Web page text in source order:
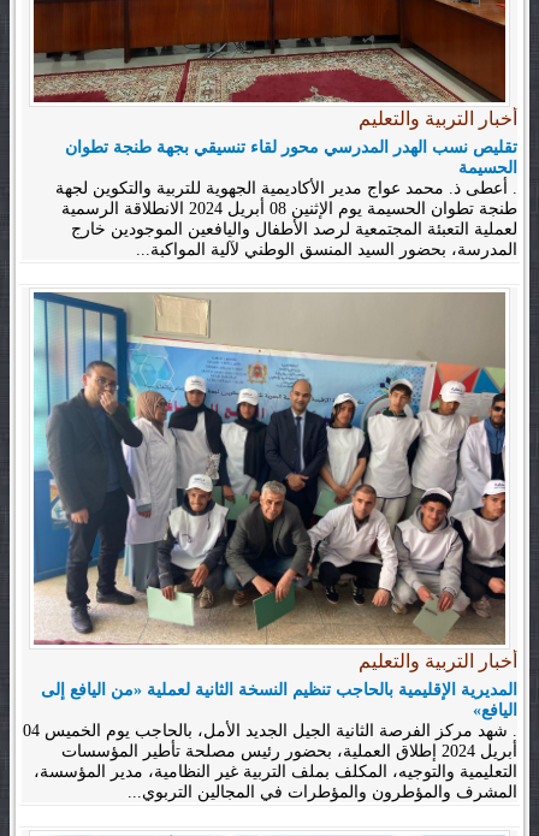
أخبار التربية والتعليم
تقليص نسب الهدر المدرسي محور لقاء تنسيقي بجهة طنجة تطوان
الحسيمة
. أعطى ذ. محمد عواج مدير الأكاديمية الجهوية للتربية والتكوين لجهة
طنجة تطوان الحسيمة يوم الإثنين 08 أبريل 2024 الانطلاقة الرسمية
لعملية التعبئة المجتمعية لرصد الأطفال واليافعين الموجودين خارج
المدرسة، بحضور السيد المنسق الوطني لآلية المواكبة...
أخبار التربية والتعليم
المديرية الإقليمية بالحاجب تنظيم النسخة الثانية لعملية «من اليافع إلى
اليافع»
. شهد مركز الفرصة الثانية الجيل الجديد الأمل، بالحاجب يوم الخميس 04
أبريل 2024 إطلاق العملية، بحضور رئيس مصلحة تأطير المؤسسات
التعليمية والتوجيه، المكلف بملف التربية غير النظامية، مدير المؤسسة،
المشرف والمؤطرون والمؤطرات في المجالين التربوي...